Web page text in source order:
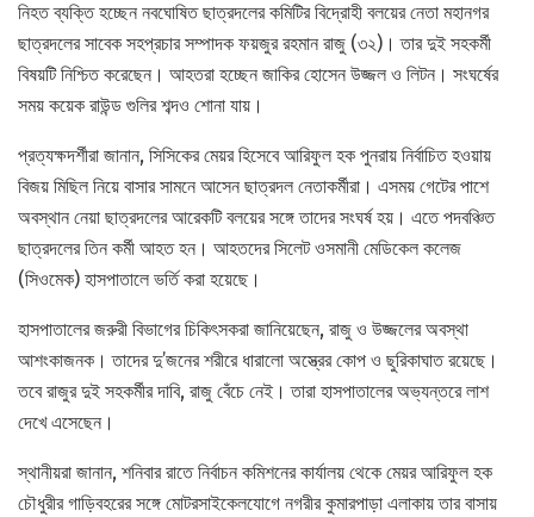
নিহত ব্যক্তি হচ্ছেন নবঘোষিত ছাত্রদলের কমিটির বিদ্রোহী বলয়ের নেতা মহানগর
ছাত্রদলের সাবেক সহপ্রচার সম্পাদক ফয়জুর রহমান রাজু (৩২)। তার দুই সহকর্মী
বিষয়টি নিশ্চিত করেছেন। আহতরা হচ্ছেন জাকির হোসেন উজ্জল ও লিটন। সংঘর্ষের
সময় কয়েক রাউন্ড গুলির শব্দও শোনা যায়।
প্রত্যক্ষদর্শীরা জানান, সিসিকের মেয়র হিসেবে আরিফুল হক পুনরায় নির্বাচিত হওয়ায়
বিজয় মিছিল নিয়ে বাসার সামনে আসেন ছাত্রদল নেতাকর্মীরা। এসময় গেটের পাশে
অবস্থান নেয়া ছাত্রদলের আরেকটি বলয়ের সঙ্গে তাদের সংঘর্ষ হয়। এতে পদবঞ্চিত
ছাত্রদলের তিন কর্মী আহত হন। আহতদের সিলেট ওসমানী মেডিকেল কলেজ
(সিওমেক) হাসপাতালে ভর্তি করা হয়েছে।
হাসপাতালের জরুরী বিভাগের চিকিৎসকরা জানিয়েছেন, রাজু ও উজ্জলের অবস্থা
আশংকাজনক। তাদের দু’জনের শরীরে ধারালো অস্ত্রের কোপ ও ছুরিকাঘাত রয়েছে।
তবে রাজুর দুই সহকর্মীর দাবি, রাজু বেঁচে নেই। তারা হাসপাতালের অভ্যন্তরে লাশ
দেখে এসেছেন।
স্থানীয়রা জানান, শনিবার রাতে নির্বাচন কমিশনের কার্যালয় থেকে মেয়র আরিফুল হক
চৌধুরীর গাড়িবহরের সঙ্গে মোটরসাইকেলযোগে নগরীর কুমারপাড়া এলাকায় তার বাসায়